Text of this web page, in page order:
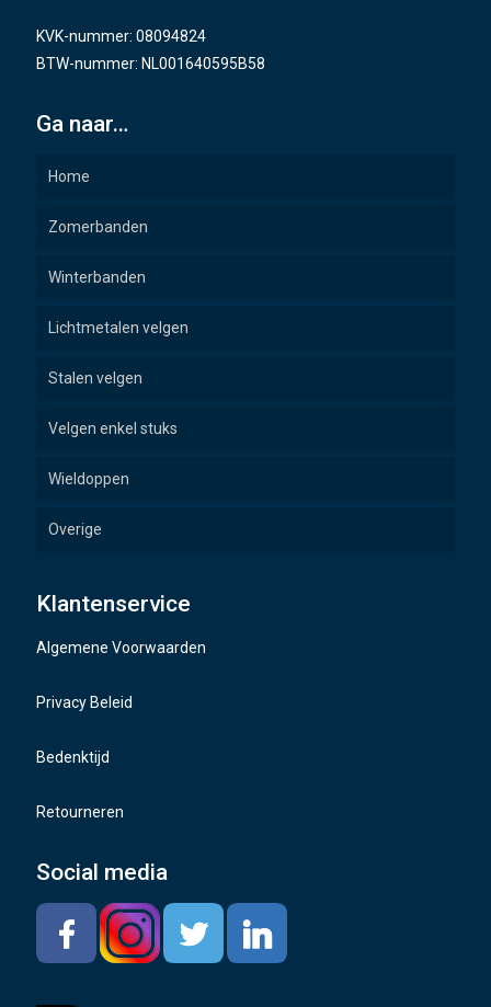
KVK-nummer: 08094824
BTW-nummer: NL001640595B58
Ga naar…
Home
Zomerbanden
Winterbanden
Lichtmetalen velgen
Stalen velgen
Velgen enkel stuks
Wieldoppen
Overige
Klantenservice
Algemene Voorwaarden
Privacy Beleid
Bedenktijd
Retourneren
Social media